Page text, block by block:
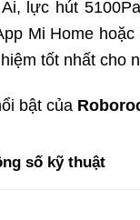
lực hút
Mi Home
tốt nhất cho
bật của
số kỹ thuật